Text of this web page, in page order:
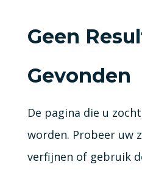
Geen
Gevonden
De pagina die u
worden. Probeer uw
verfijnen of gebruik